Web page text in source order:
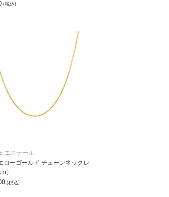
(税込)
エステール
ローゴールド チェーンネックレ
）
(税込)